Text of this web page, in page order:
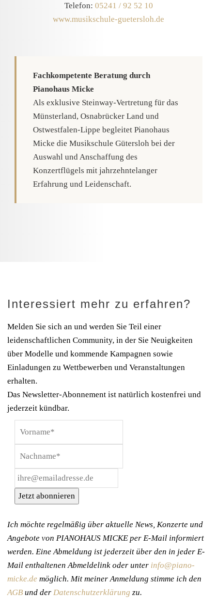
Telefon: 05241 / 92 52 10
www.musikschule-guetersloh.de
Fachkompetente Beratung durch
Pianohaus Micke
Als exklusive Steinway-Vertretung für das
Münsterland, Osnabrücker Land und
Ostwestfalen-Lippe begleitet Pianohaus
Micke die Musikschule Gütersloh bei der
Auswahl und Anschaffung des
Konzertflügels mit jahrzehntelanger
Erfahrung und Leidenschaft.
Interessiert mehr zu erfahren?
Melden Sie sich an und werden Sie Teil einer
leidenschaftlichen Community, in der Sie Neuigkeiten
über Modelle und kommende Kampagnen sowie
Einladungen zu Wettbewerben und Veranstaltungen
erhalten.
Das Newsletter-Abonnement ist natürlich kostenfrei und
jederzeit kündbar.
Jetzt abonnieren
Ich möchte regelmäßig über aktuelle News, Konzerte und
Angebote von PIANOHAUS MICKE per E-Mail informiert
werden. Eine Abmeldung ist jederzeit über den in jeder E-
Mail enthaltenen Abmeldelink oder unter info@piano-
micke.de möglich. Mit meiner Anmeldung stimme ich den
AGB und der Datenschutzerklärung zu.